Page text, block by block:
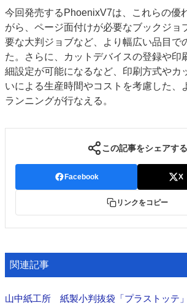
今回発売するPhoenixV7は、これらの優
がら、ページ面付けが必要なブックジョ
要な大判ジョブなど、より幅広い品目で
た。さらに、カットデバイスの登録や印
細設定が可能になるなど、印刷方式やカ
いによる生産時間やコストを考慮した、
ランニングが行なえる。
この記事をシェアする
Facebook X
リンクをコピー
関連記事
山中紙工所 紙製小判抜袋「プラストッテ